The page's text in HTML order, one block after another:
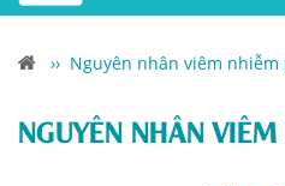
›› Nguyên nhân viêm nhiễm
NGUYÊN NHÂN